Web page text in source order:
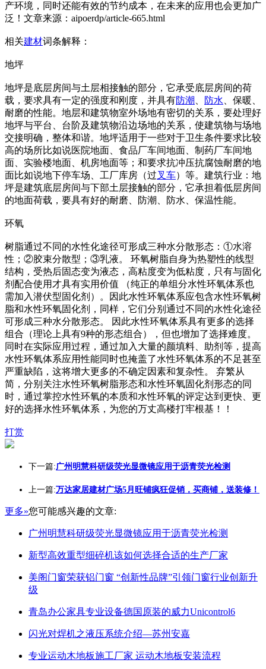
产环境，同时还能有效的节约成本，在未来的应用也会更加广
泛！文章来源：aipoerdp/article-665.html
相关建材词条解释：
地坪
地坪是底层房间与土层相接触的部分，它承受底层房间的荷
载，要求具有一定的强度和刚度，并具有防潮 防水 、保暖、
耐磨的性能。地层和建筑物室外场地有密切的关系，要处理好
地坪与平台、台阶及建筑物沿边场地的关系，使建筑物与场地
交接明确，整体和谐。地坪适用于一些对于卫生条件要求比较
高的场所比如说医院地面、食品厂车间地面、制药厂车间地
面、实验楼地面、机房地面等；和要求抗冲压抗腐蚀耐磨的地
面比如说地下停车场、工厂库房（过叉车）等。建筑行业：地
坪是建筑底层房间与下部土层接触的部分，它承担着低层房间
的地面荷载，要具有好的耐磨、防潮、防水、保温性能。
环氧
树脂通过不同的水性化途径可形成三种水分散形态：①水溶
性；②胶束分散型；③乳液。 环氧树脂自身为热塑性的线型
结构，受热后固态变为液态，高粘度变为低粘度，只有与固化
剂配合使用才具有实用价值 （纯正的单组分水性环氧体系也
需加入潜伏型固化剂）。因此水性环氧体系应包含水性环氧树
脂和水性环氧固化剂，同样，它们分别通过不同的水性化途径
可形成三种水分散形态。 因此水性环氧体系具有更多的选择
组合（理论上具有9种的形态组合），但也增加了选择难度。
同时在实际应用过程，通过加入大量的颜填料、助剂等，提高
水性环氧体系应用性能同时也掩盖了水性环氧体系的不足甚至
严重缺陷，这将增大更多的不确定因素和复杂性。 弃繁从
简，分别关注水性环氧树脂形态和水性环氧固化剂形态的同
时，通过掌控水性环氧的本质和水性环氧的评定达到更快、更
好的选择水性环氧体系，为您的万丈高楼打牢根基！！
打赏
下一篇:广州明慧科研级荧光显微镜应用于沥青荧光检测
上一篇:万达家居建材广场5月旺铺疯狂促销，买商铺，送装修！
更多»您可能感兴趣的文章:
广州明慧科研级荧光显微镜应用于沥青荧光检测
新型高效重型细碎机该如何选择合适的生产厂家
美阁门窗荣获铝门窗 “创新性品牌”引领门窗行业创新升
级
青岛办公家具专业设备德国原装的威力Unicontrol6
闪光对焊机之液压系统介绍—苏州安嘉
专业运动木地板施工厂家 运动木地板安装流程